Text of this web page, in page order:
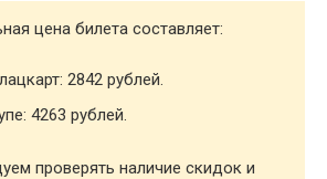
цена билета составляет:
2842 рублей.
4263 рублей.
проверять наличие скидок и